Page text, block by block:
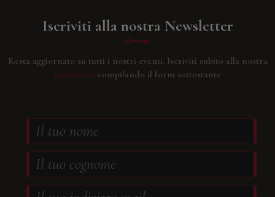
Iscriviti alla nostra Newsletter
Resta aggiornato su tutti i nostri eventi. Iscriviti subito alla nostra
newsletter compilando il form sottostante